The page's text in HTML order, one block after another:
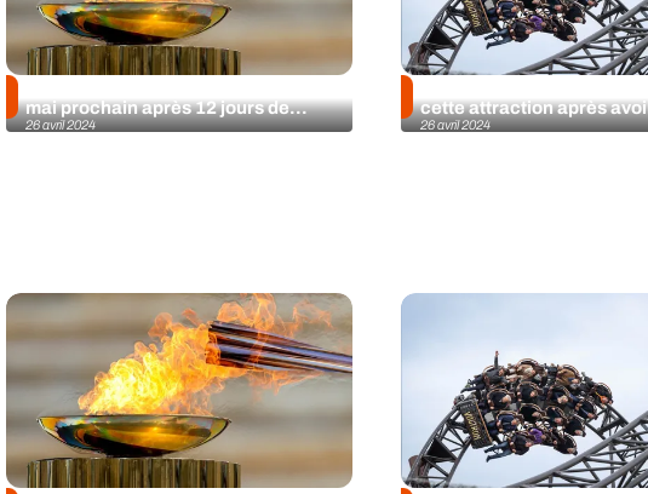
26 avril 2024
mai prochain après 12 jours de...
26 avril 2024
cette attraction après